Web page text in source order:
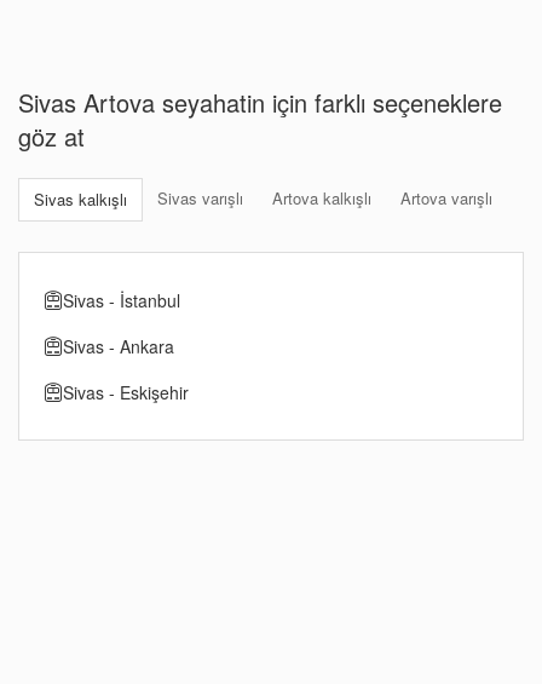
Sivas Artova seyahatin için farklı seçeneklere
göz at
Sivas kalkışlı Sivas varışlı Artova kalkışlı Artova varışlı
Sivas - İstanbul
Sivas - Ankara
Sivas - Eskişehir